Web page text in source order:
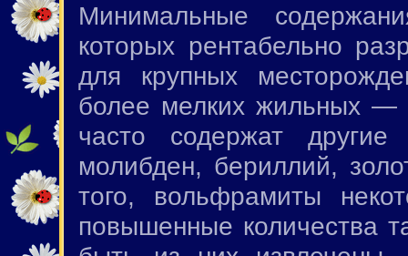
Минимальные
которых рентабельно
для крупных
более мелких жильных
часто содержат
молибден, бериллий,
того, вольфрамиты
повышенные количества